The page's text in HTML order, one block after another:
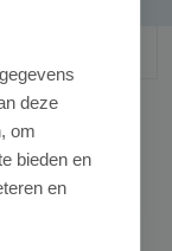
deze
om
bieden en
en